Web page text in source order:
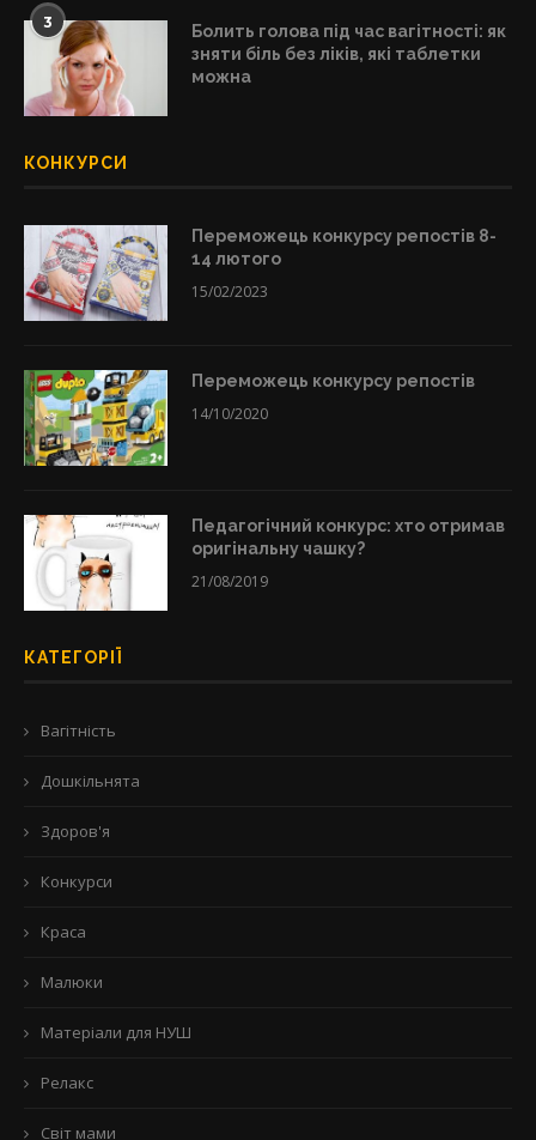
3
Болить голова під час вагітності: як
зняти біль без ліків, які таблетки
можна
КОНКУРСИ
Переможець конкурсу репостів 8-
14 лютого
15/02/2023
Переможець конкурсу репостів
14/10/2020
Педагогічний конкурс: хто отримав
оригінальну чашку?
21/08/2019
КАТЕГОРІЇ
Вагітність
Дошкільнята
Здоров'я
Конкурси
Краса
Малюки
Матеріали для НУШ
Релакс
Світ мами